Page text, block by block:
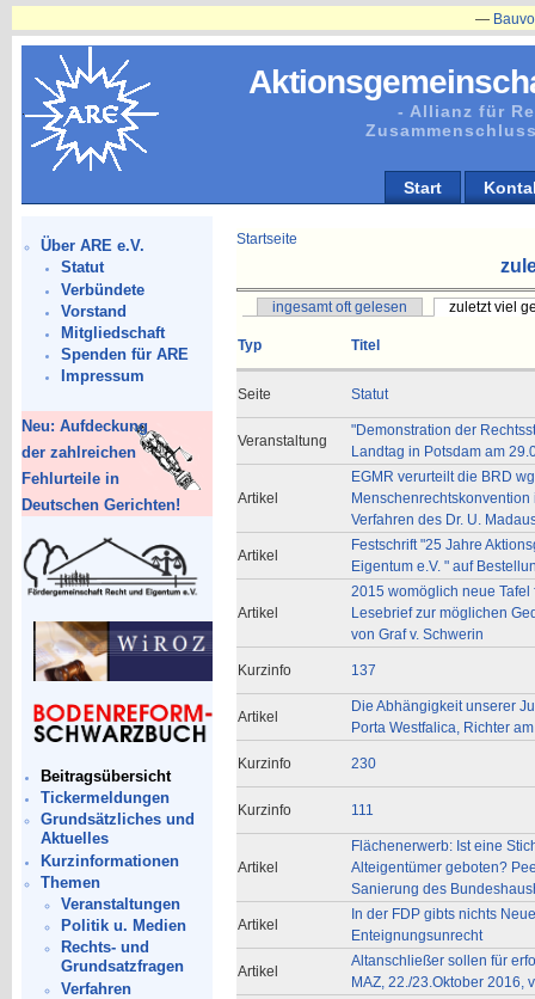
- Allianz für
Start
Über ARE e.V.
Statut
Verbündete
Vorstand
Mitgliedschaft
Spenden für ARE
Impressum
Neu: Aufdeckung
der zahlreichen
Fehlurteile in
Deutschen Gerichten!
Beitragsübersicht
Tickermeldungen
Grundsätzliches und
Aktuelles
Kurzinformationen
Themen
Veranstaltungen
Politik u. Medien
Rechts- und
Grundsatzfragen
Verfahren
Startseite
ingesamt oft gelesen zuletzt viel
Typ Titel
Seite Statut
Veranstaltung
"Demonstration der
Landtag in Potsdam am
Artikel
EGMR verurteilt die BRD
Verfahren des Dr. U.
Artikel
Festschrift "25 Jahre
Eigentum e.V. " auf
Artikel
2015 womöglich neue
Lesebrief zur möglichen
von Graf v. Schwerin
Kurzinfo 137
Artikel
Die Abhängigkeit unserer
Porta Westfalica, Richter
Kurzinfo 230
Kurzinfo 111
Artikel
Flächenerwerb: Ist eine
Alteigentümer geboten?
Sanierung des
Artikel
In der FDP gibts nichts
Enteignungsunrecht
Artikel
Altanschließer sollen für
MAZ, 22./23.Oktober 2016,